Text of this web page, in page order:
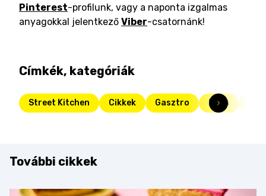
Pinterest-profilunk, vagy a naponta izgalmas
anyagokkal jelentkező Viber-csatornánk!
Címkék, kategóriák
Street Kitchen Cikkek Gasztro Friss
További cikkek